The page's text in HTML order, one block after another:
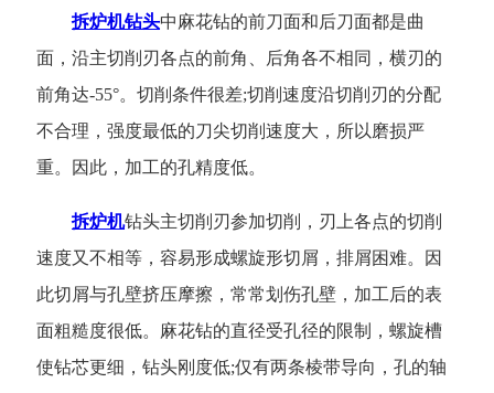
拆炉机钻头中麻花钻的前刀面和后刀面都是曲
面，沿主切削刃各点的前角、后角各不相同，横刃的
前角达-55°。切削条件很差;切削速度沿切削刃的分配
不合理，强度最低的刀尖切削速度大，所以磨损严
重。因此，加工的孔精度低。
拆炉机钻头主切削刃参加切削，刃上各点的切削
速度又不相等，容易形成螺旋形切屑，排屑困难。因
此切屑与孔壁挤压摩擦，常常划伤孔壁，加工后的表
面粗糙度很低。麻花钻的直径受孔径的限制，螺旋槽
使钻芯更细，钻头刚度低;仅有两条棱带导向，孔的轴